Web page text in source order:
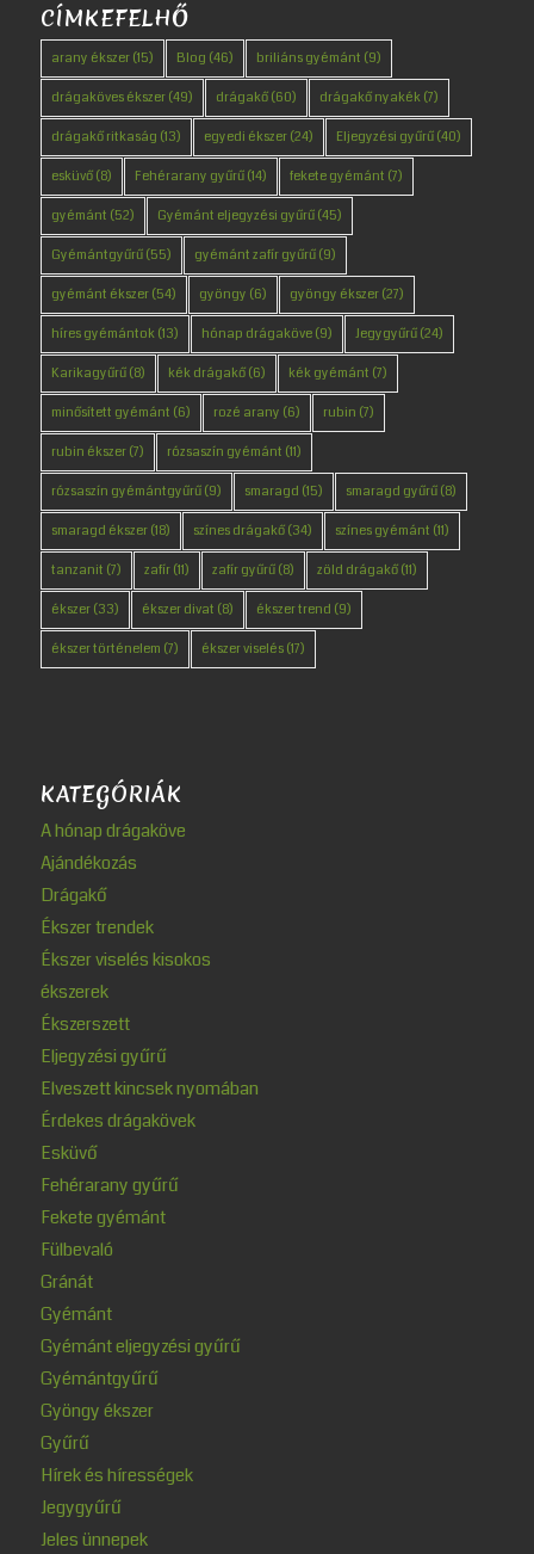
CÍMKEFELHŐ
arany ékszer(15) Blog (46) briliáns gyémánt (9)
drágaköves ékszer(49) drágakő(60) drágakő nyakék(7)
drágakő ritkaság (13) egyedi ékszer(24) Eljegyzési gyűrű(40)
esküvő(8) Fehérarany gyűrű(14) fekete gyémánt (7)
gyémánt (52) Gyémánt eljegyzési gyűrű(45)
Gyémántgyűrű(55) gyémánt zafír gyűrű(9)
gyémánt ékszer(54) gyöngy (6) gyöngy ékszer(27)
híres gyémántok(13) hónap drágaköve(9) Jegygyűrű(24)
Karikagyűrű(8) kék drágakő(6) kék gyémánt (7)
minősített gyémánt (6) rozé arany (6) rubin (7)
rubin ékszer(7) rózsaszín gyémánt (11)
rózsaszín gyémántgyűrű(9) smaragd (15) smaragd gyűrű(8)
smaragd ékszer(18) színes drágakő(34) színes gyémánt (11)
tanzanit (7) zafír(11) zafír gyűrű(8) zöld drágakő(11)
ékszer(33) ékszer divat (8) ékszer trend (9)
ékszer történelem (7) ékszer viselés(17)
KATEGÓRIÁK
A hónap drágaköve
Ajándékozás
Drágakő
Ékszer trendek
Ékszer viselés kisokos
ékszerek
Ékszerszett
Eljegyzési gyűrű
Elveszett kincsek nyomában
Érdekes drágakövek
Esküvő
Fehérarany gyűrű
Fekete gyémánt
Fülbevaló
Gránát
Gyémánt
Gyémánt eljegyzési gyűrű
Gyémántgyűrű
Gyöngy ékszer
Gyűrű
Hírek és hírességek
Jegygyűrű
Jeles ünnepek